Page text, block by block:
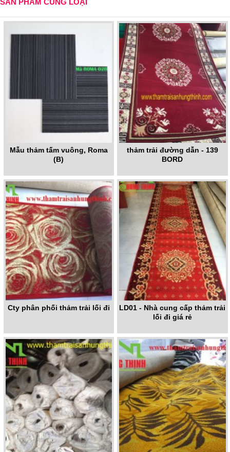
Mẫu thảm tấm vuông, Roma
(B)
thảm trải đường dẫn - 139
BORD
Cty phân phối thảm trải lối đi
LD01 - Nhà cung cấp thảm trải
lối đi giá rẻ